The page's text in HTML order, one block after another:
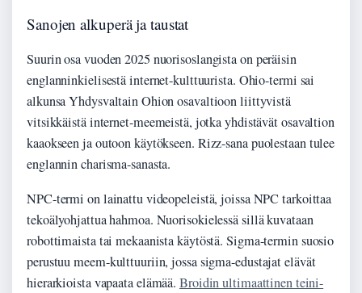
Sanojen alkuperä ja taustat
Suurin osa vuoden 2025 nuorisoslangista on peräisin
englanninkielisestä internet-kulttuurista. Ohio-termi sai
alkunsa Yhdysvaltain Ohion osavaltioon liittyvistä
vitsikkäistä internet-meemeistä, jotka yhdistävät osavaltion
kaaokseen ja outoon käytökseen. Rizz-sana puolestaan tulee
englannin charisma-sanasta.
NPC-termi on lainattu videopeleistä, joissa NPC tarkoittaa
tekoälyohjattua hahmoa. Nuorisokielessä sillä kuvataan
robottimaista tai mekaanista käytöstä. Sigma-termin suosio
perustuu meem-kulttuuriin, jossa sigma-edustajat elävät
hierarkioista vapaata elämää. Broidin ultimaattinen teini-